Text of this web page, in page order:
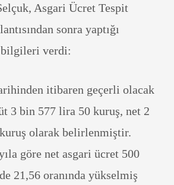
Asgari Ücret Tespit
sonra yaptığı
bilgileri verdi:
itibaren geçerli olacak
3 bin 577 lira 50 kuruş, net 2
olarak belirlenmiştir.
göre net asgari ücret 500
21,56 oranında yükselmiş